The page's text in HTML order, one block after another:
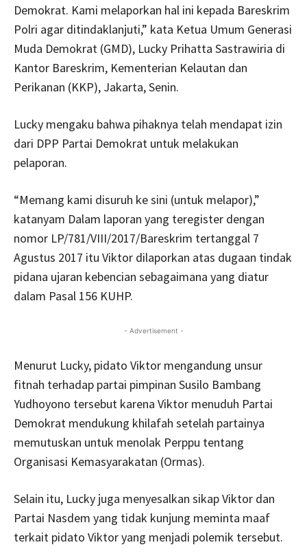
Demokrat. Kami melaporkan hal ini kepada Bareskrim
Polri agar ditindaklanjuti,” kata Ketua Umum Generasi
Muda Demokrat (GMD), Lucky Prihatta Sastrawiria di
Kantor Bareskrim, Kementerian Kelautan dan
Perikanan (KKP), Jakarta, Senin.
Lucky mengaku bahwa pihaknya telah mendapat izin
dari DPP Partai Demokrat untuk melakukan
pelaporan.
“Memang kami disuruh ke sini (untuk melapor),”
katanyam Dalam laporan yang teregister dengan
nomor LP/781/VIII/2017/Bareskrim tertanggal 7
Agustus 2017 itu Viktor dilaporkan atas dugaan tindak
pidana ujaran kebencian sebagaimana yang diatur
dalam Pasal 156 KUHP.
- Advertisement -
Menurut Lucky, pidato Viktor mengandung unsur
fitnah terhadap partai pimpinan Susilo Bambang
Yudhoyono tersebut karena Viktor menuduh Partai
Demokrat mendukung khilafah setelah partainya
memutuskan untuk menolak Perppu tentang
Organisasi Kemasyarakatan (Ormas).
Selain itu, Lucky juga menyesalkan sikap Viktor dan
Partai Nasdem yang tidak kunjung meminta maaf
terkait pidato Viktor yang menjadi polemik tersebut.